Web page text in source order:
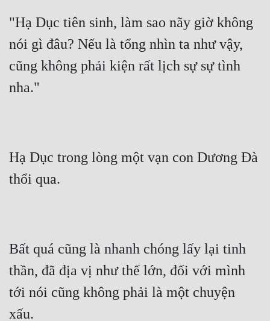
Đô Thị
Đông Phương
Cẩu Đạo Trường Sinh
Truyện Nữ
Vô Địch Lưu
Xây Dựng Thế Lực
"Hạ Dục tiên sinh, làm sao nãy giờ không
nói gì đâu? Nếu là tổng nhìn ta như vậy,
cũng không phải kiện rất lịch sự sự tình
nha."
Hạ Dục trong lòng một vạn con Dương Đà
thổi qua.
Bất quá cũng là nhanh chóng lấy lại tinh
thần, đã địa vị như thế lớn, đối với mình
tới nói cũng không phải là một chuyện
xấu.